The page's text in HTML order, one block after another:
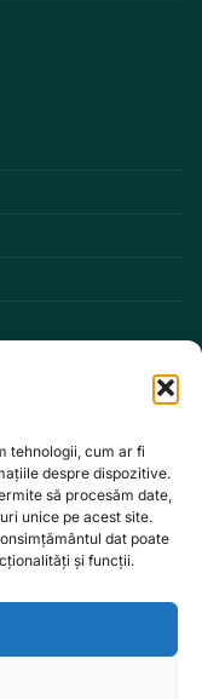
tehnologii, cum ar fi
despre dispozitive.
să procesăm date,
unice pe acest site.
dat poate
și funcții.